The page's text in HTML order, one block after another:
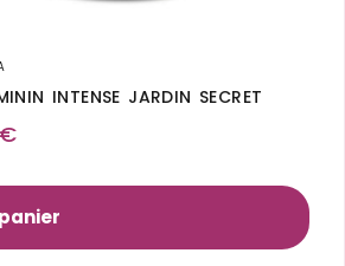
INTENSE JARDIN SECRET
€